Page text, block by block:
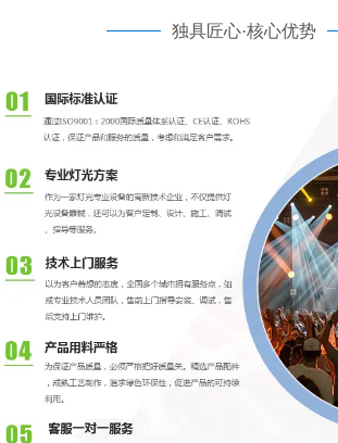
独具匠心·核心优势